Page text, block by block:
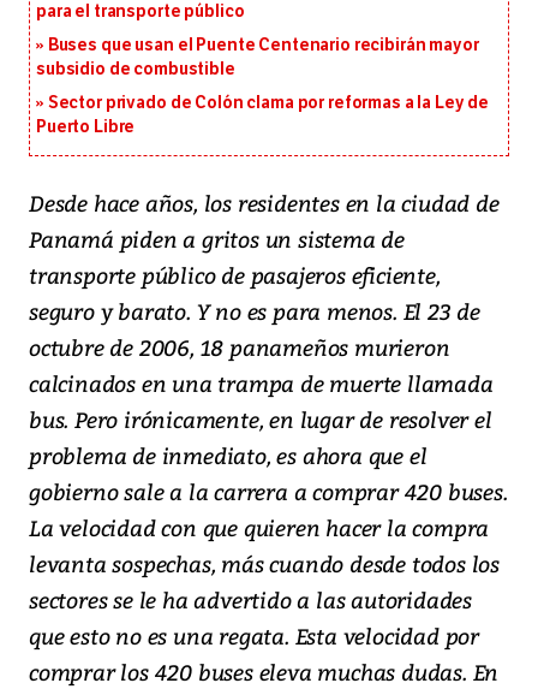
para el transporte público
Buses que usan el Puente Centenario recibirán mayor
subsidio de combustible
Sector privado de Colón clama por reformas a la Ley de
Puerto Libre
Desde hace años, los residentes en la ciudad de
Panamá piden a gritos un sistema de
transporte público de pasajeros eficiente,
seguro y barato. Y no es para menos. El 23 de
octubre de 2006, 18 panameños murieron
calcinados en una trampa de muerte llamada
bus. Pero irónicamente, en lugar de resolver el
problema de inmediato, es ahora que el
gobierno sale a la carrera a comprar 420 buses.
La velocidad con que quieren hacer la compra
levanta sospechas, más cuando desde todos los
sectores se le ha advertido a las autoridades
que esto no es una regata. Esta velocidad por
comprar los 420 buses eleva muchas dudas. En